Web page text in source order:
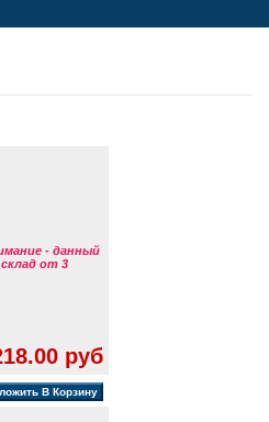
- данный
от 3
руб